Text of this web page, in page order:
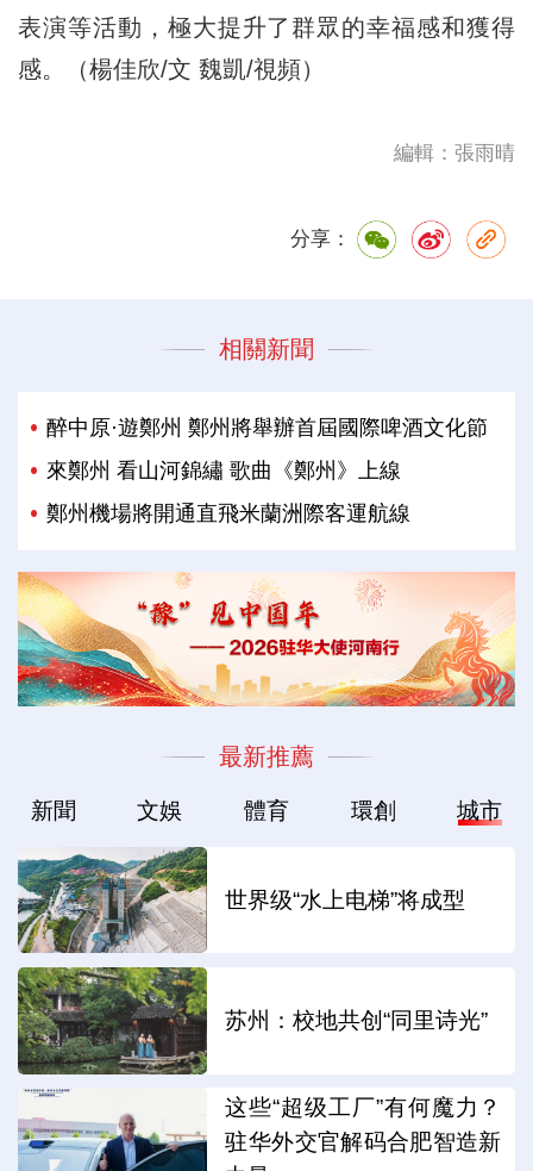
表演等活動，極大提升了群眾的幸福感和獲得
感。（楊佳欣/文 魏凱/視頻）
編輯：張雨晴
分享：
相關新聞
醉中原·遊鄭州 鄭州將舉辦首屆國際啤酒文化節
來鄭州 看山河錦繡 歌曲《鄭州》上線
鄭州機場將開通直飛米蘭洲際客運航線
最新推薦
新聞 文娛 體育 環創 城市
世界级“水上电梯”将成型
苏州：校地共创“同里诗光”
这些“超级工厂”有何魔力？
驻华外交官解码合肥智造新